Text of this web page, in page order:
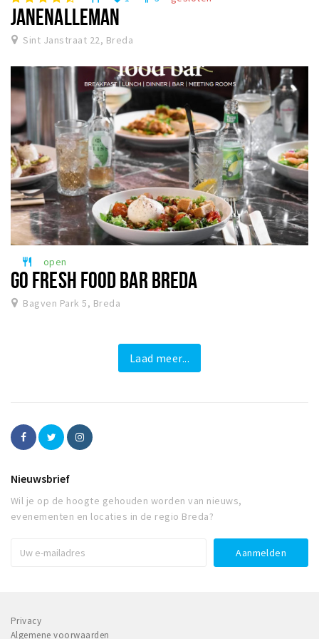
JANENALLEMAN
Sint Janstraat 22, Breda
restaurant open
GO FRESH FOOD BAR BREDA
Bagven Park 5, Breda
Laad meer...
Nieuwsbrief
Wil je op de hoogte gehouden worden van nieuws,
evenementen en locaties in de regio Breda?
Privacy
Algemene voorwaarden